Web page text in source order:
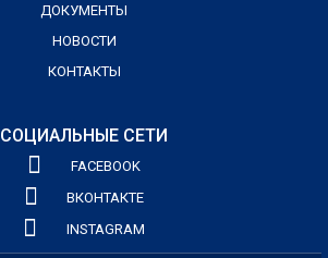
ДОКУМЕНТЫ
НОВОСТИ
КОНТАКТЫ
СОЦИАЛЬНЫЕ СЕТИ
FACEBOOK
ВКОНТАКТЕ
INSTAGRAM